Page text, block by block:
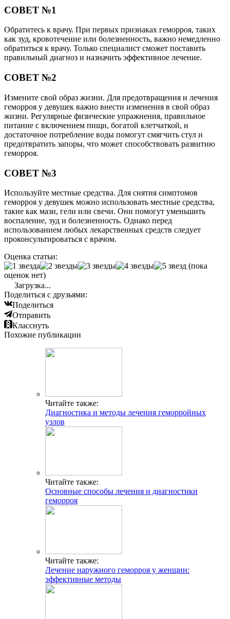
СОВЕТ №1
Обратитесь к врачу. При первых признаках геморроя, таких
как зуд, кровотечение или болезненность, важно немедленно
обратиться к врачу. Только специалист сможет поставить
правильный диагноз и назначить эффективное лечение.
СОВЕТ №2
Измените свой образ жизни. Для предотвращения и лечения
геморроя у девушек важно внести изменения в свой образ
жизни. Регулярные физические упражнения, правильное
питание с включением пищи, богатой клетчаткой, и
достаточное потребление воды помогут смягчить стул и
предотвратить запоры, что может способствовать развитию
геморроя.
СОВЕТ №3
Используйте местные средства. Для снятия симптомов
геморроя у девушек можно использовать местные средства,
такие как мази, гели или свечи. Они помогут уменьшить
воспаление, зуд и болезненность. Однако перед
использованием любых лекарственных средств следует
проконсультироваться с врачом.
Оценка статьи:
(пока
оценок нет)
Загрузка...
Поделиться с друзьями:
Поделиться
Отправить
Класснуть
Похожие публикации
Читайте также:
Диагностика и методы лечения геморройных
узлов
Читайте также:
Основные способы лечения и диагностики
геморроя
Читайте также:
Лечение наружного геморроя у женщин:
эффективные методы